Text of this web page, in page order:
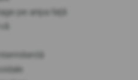
pe aripa față